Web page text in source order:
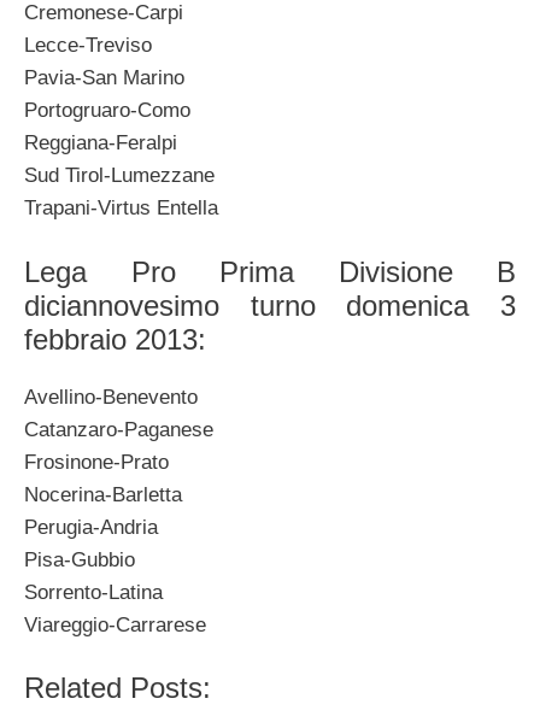
Cremonese-Carpi
Lecce-Treviso
Pavia-San Marino
Portogruaro-Como
Reggiana-Feralpi
Sud Tirol-Lumezzane
Trapani-Virtus Entella
Lega Pro Prima Divisione B
diciannovesimo turno domenica 3
febbraio 2013:
Avellino-Benevento
Catanzaro-Paganese
Frosinone-Prato
Nocerina-Barletta
Perugia-Andria
Pisa-Gubbio
Sorrento-Latina
Viareggio-Carrarese
Related Posts: